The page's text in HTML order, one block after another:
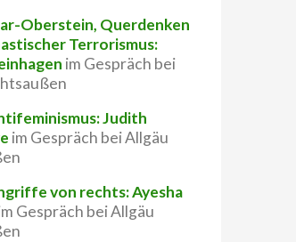
Oberstein, Querdenken
Terrorismus:
im Gespräch bei
Judith
im Gespräch bei Allgäu
von rechts: Ayesha
Gespräch bei Allgäu